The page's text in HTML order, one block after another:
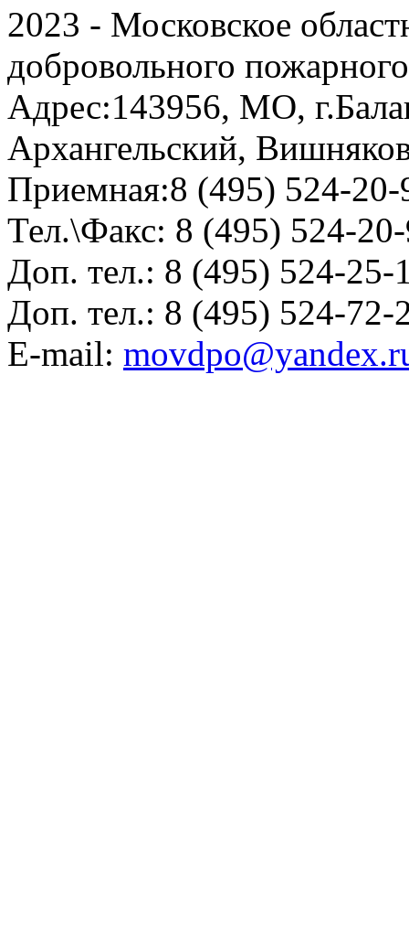
2023 - Московское
добровольного
Адрес:143956, МО,
Архангельский,
Приемная:8 (495) 524-20-
Тел.\Факс: 8 (495) 524-
Доп. тел.: 8 (495) 524-25-
Доп. тел.: 8 (495) 524-72-
E-mail: